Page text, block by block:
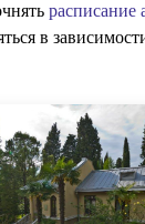
расписание
в